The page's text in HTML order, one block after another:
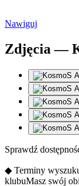
Nawiguj
Zdjęcia —
Sprawdź
◆ Terminy
klubuMasz swój